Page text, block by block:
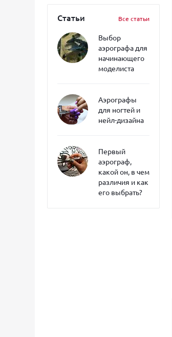
Статьи Все статьи
Выбор
аэрографа для
начинающего
моделиста
Аэрографы
для ногтей и
нейл-дизайна
Первый
аэрограф,
какой он, в чем
различия и как
его выбрать?